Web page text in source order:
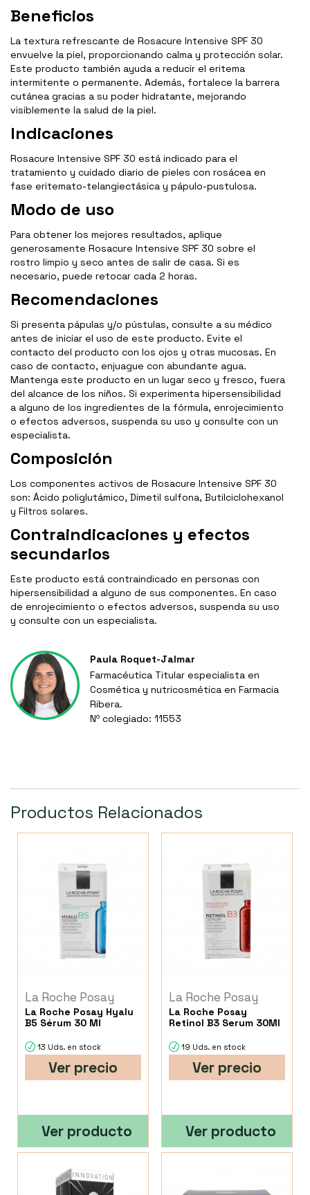
Beneficios
La textura refrescante de Rosacure Intensive SPF 30
envuelve la piel, proporcionando calma y protección solar.
Este producto también ayuda a reducir el eritema
intermitente o permanente. Además, fortalece la barrera
cutánea gracias a su poder hidratante, mejorando
visiblemente la salud de la piel.
Indicaciones
Rosacure Intensive SPF 30 está indicado para el
tratamiento y cuidado diario de pieles con rosácea en
fase eritemato-telangiectásica y pápulo-pustulosa.
Modo de uso
Para obtener los mejores resultados, aplique
generosamente Rosacure Intensive SPF 30 sobre el
rostro limpio y seco antes de salir de casa. Si es
necesario, puede retocar cada 2 horas.
Recomendaciones
Si presenta pápulas y/o pústulas, consulte a su médico
antes de iniciar el uso de este producto. Evite el
contacto del producto con los ojos y otras mucosas. En
caso de contacto, enjuague con abundante agua.
Mantenga este producto en un lugar seco y fresco, fuera
del alcance de los niños. Si experimenta hipersensibilidad
a alguno de los ingredientes de la fórmula, enrojecimiento
o efectos adversos, suspenda su uso y consulte con un
especialista.
Composición
Los componentes activos de Rosacure Intensive SPF 30
son: Ácido poliglutámico, Dimetil sulfona, Butilciclohexanol
y Filtros solares.
Contraindicaciones y efectos
secundarios
Este producto está contraindicado en personas con
hipersensibilidad a alguno de sus componentes. En caso
de enrojecimiento o efectos adversos, suspenda su uso
y consulte con un especialista.
Paula Roquet-Jalmar
Farmacéutica Titular especialista en
Cosmética y nutricosmética en Farmacia
Ribera.
Nº colegiado: 11553
Productos Relacionados
La Roche Posay
La Roche Posay Hyalu
B5 Sérum 30 Ml
13 Uds. en stock
Ver precio
Ver producto
La Roche Posay
La Roche Posay
Retinol B3 Serum 30Ml
19 Uds. en stock
Ver precio
Ver producto